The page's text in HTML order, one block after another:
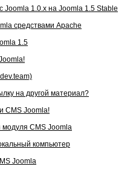
Joomla 1.0.x на Joomla 1.5 Stable
средствами Apache
1.5
на другой материал?
CMS Joomla!
модуля CMS Joomla
компьютер
Joomla